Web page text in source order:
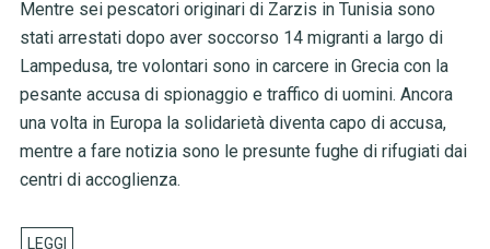
Mentre sei pescatori originari di Zarzis in Tunisia sono
stati arrestati dopo aver soccorso 14 migranti a largo di
Lampedusa, tre volontari sono in carcere in Grecia con la
pesante accusa di spionaggio e traffico di uomini. Ancora
una volta in Europa la solidarietà diventa capo di accusa,
mentre a fare notizia sono le presunte fughe di rifugiati dai
centri di accoglienza.